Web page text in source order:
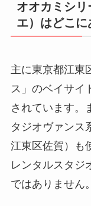
オオカミシリ
エ）はどこに
主に東京都江東
ス」のベイサイ
されています。
タジオヴァンス
江東区佐賀）も
レンタルスタジ
ではありません。